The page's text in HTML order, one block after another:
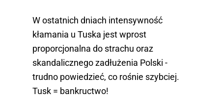
W ostatnich dniach intensywność
kłamania u Tuska jest wprost
proporcjonalna do strachu oraz
skandalicznego zadłużenia Polski -
trudno powiedzieć, co rośnie szybciej.
Tusk = bankructwo!